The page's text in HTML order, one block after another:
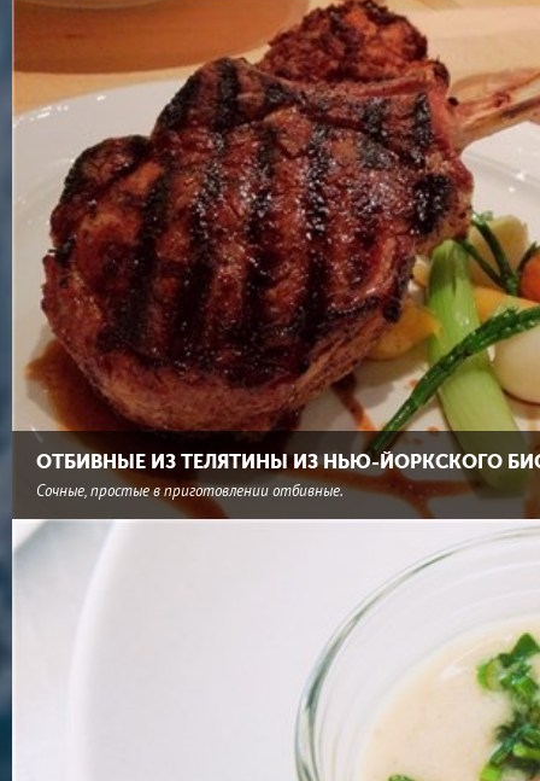
ОТБИВНЫЕ ИЗ ТЕЛЯТИНЫ ИЗ НЬЮ-ЙОРКСКОГО
Сочные, простые в приготовлении отбивные.